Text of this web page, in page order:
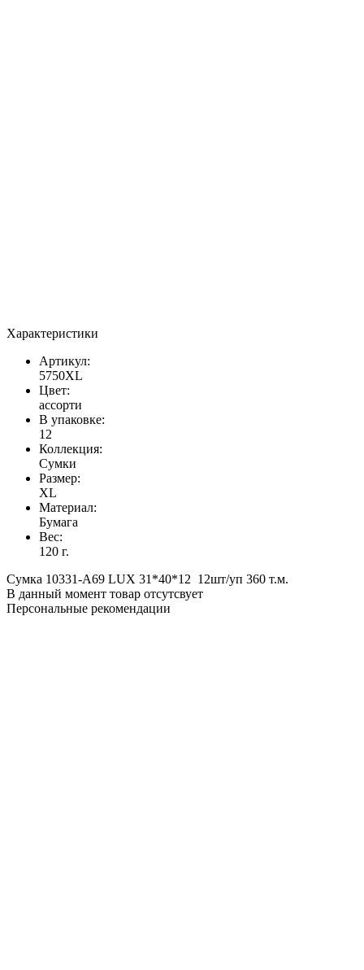
Характеристики
Артикул:
5750XL
Цвет:
ассорти
В упаковке:
12
Коллекция:
Сумки
Размер:
XL
Материал:
Бумага
Вес:
120 г.
Сумка 10331-A69 LUX 31*40*12 12шт/уп 360 т.м.
В данный момент товар отсутсвует
Персональные рекомендации